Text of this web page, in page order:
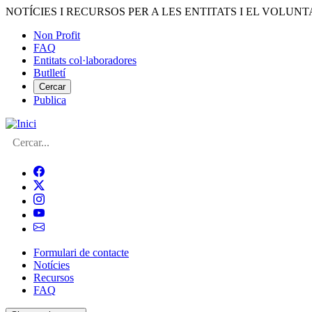
Vés
contingut
NOTÍCIES I RECURSOS PER A LES ENTITATS I EL
Menú
del
compte
d'usuari
Non Profit
FAQ
Entitats col·laboradores
Butlletí
Cercar
Publica
Cerca
Navegació
principal
de
Formulari de contacte
Notícies
Recursos
FAQ